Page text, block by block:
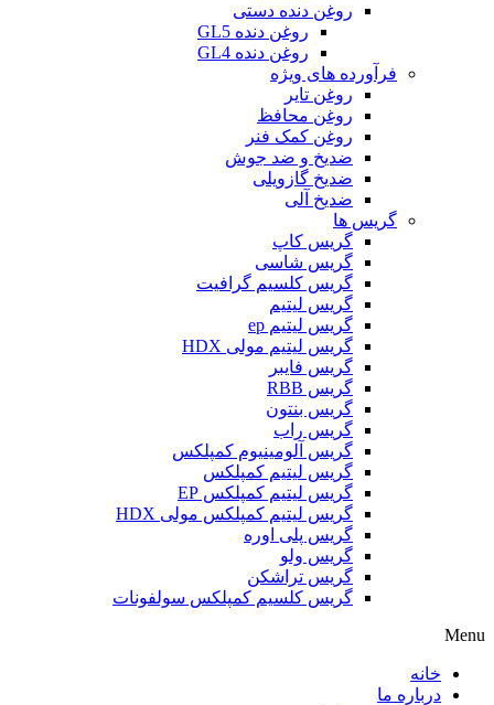
روغن دنده دستی
روغن دنده GL5
روغن دنده GL4
فرآورده های ویژه
روغن تایر
روغن محافظ
روغن کمک فنر
ضدیخ و ضد جوش
ضدیخ گازویلی
ضدیخ آلی
گریس ها
گریس کاپ
گریس شاسی
گریس کلسیم گرافیت
گریس لیتیم
گریس لیتیم ep
گریس لیتیم مولی HDX
گریس فایبر
گریس RBB
گریس بنتون
گریس راب
گریس آلومینیوم کمپلکس
گریس لیتیم کمپلکس
گریس لیتیم کمپلکس EP
گریس لیتیم کمپلکس مولی HDX
گریس پلی اوره
گریس ولو
گریس تراشکن
گریس کلسیم کمپلکس سولفونات
Menu
خانه
درباره ما